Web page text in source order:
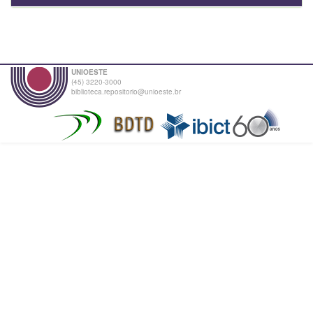
UNIOESTE
(45) 3220-3000
biblioteca.repositorio@unioeste.br